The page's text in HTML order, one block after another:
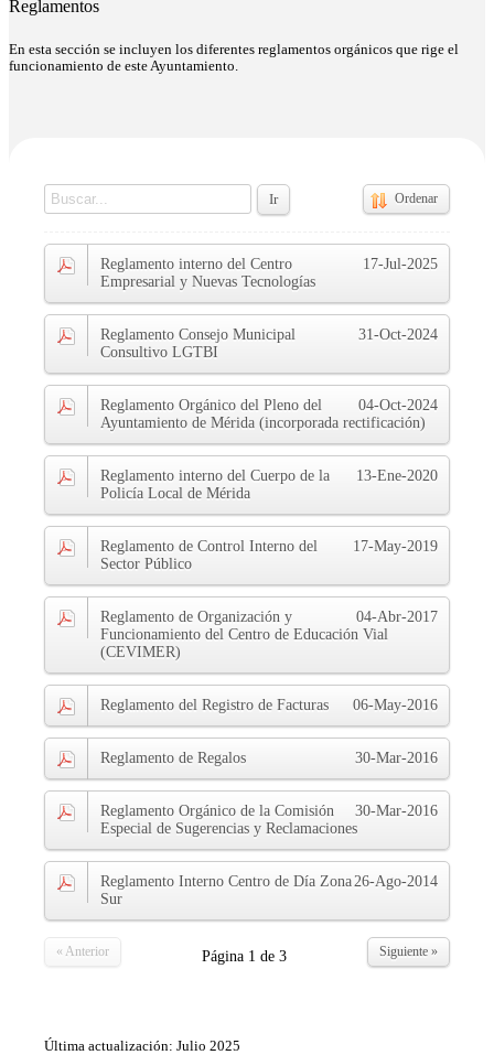
Reglamentos
En esta sección se incluyen los diferentes reglamentos orgánicos que rige el
funcionamiento de este Ayuntamiento.
Ordenar
Ir
17-Jul-2025
Reglamento interno del Centro
Empresarial y Nuevas Tecnologías
31-Oct-2024
Reglamento Consejo Municipal
Consultivo LGTBI
04-Oct-2024
Reglamento Orgánico del Pleno del
Ayuntamiento de Mérida (incorporada rectificación)
13-Ene-2020
Reglamento interno del Cuerpo de la
Policía Local de Mérida
17-May-2019
Reglamento de Control Interno del
Sector Público
04-Abr-2017
Reglamento de Organización y
Funcionamiento del Centro de Educación Vial
(CEVIMER)
06-May-2016
Reglamento del Registro de Facturas
30-Mar-2016
Reglamento de Regalos
30-Mar-2016
Reglamento Orgánico de la Comisión
Especial de Sugerencias y Reclamaciones
26-Ago-2014
Reglamento Interno Centro de Día Zona
Sur
Siguiente »
Página 1 de 3
« Anterior
Última actualización: Julio 2025